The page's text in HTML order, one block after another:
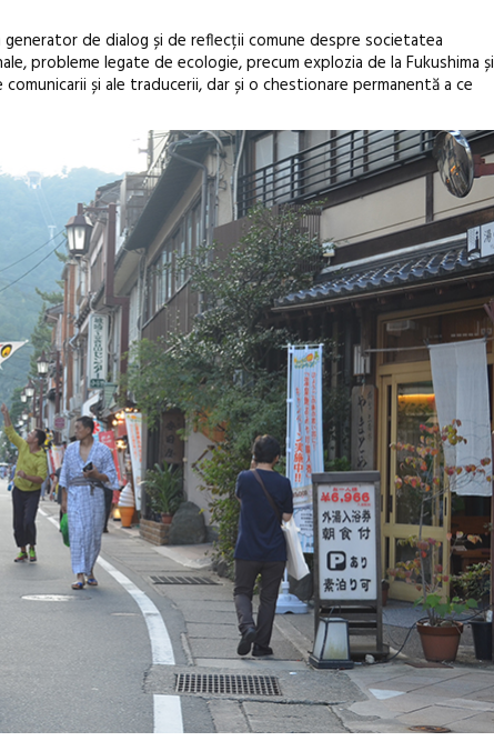
de dialog și de reflecții comune despre societatea
probleme legate de ecologie, precum explozia de la Fukushima și
și ale traducerii, dar și o chestionare permanentă a ce